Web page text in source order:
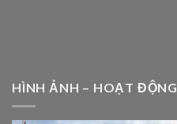
HÌNH ẢNH – HOẠT ĐỘNG